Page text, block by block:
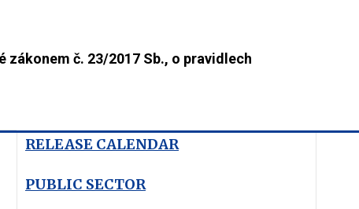
č. 23/2017 Sb., o pravidlech
RELEASE CALENDAR
PUBLIC SECTOR